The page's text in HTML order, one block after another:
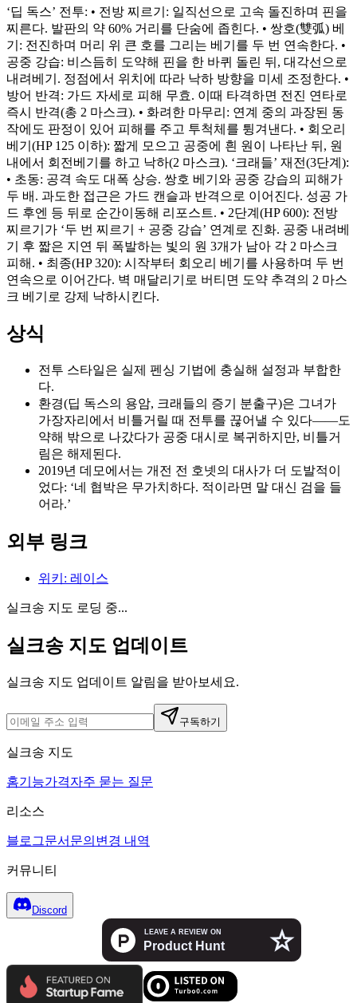
‘딥 독스’ 전투: • 전방 찌르기: 일직선으로 고속 돌진하며 핀을
찌른다. 발판의 약 60% 거리를 단숨에 좁힌다. • 쌍호(雙弧) 베
기: 전진하며 머리 위 큰 호를 그리는 베기를 두 번 연속한다. •
공중 강습: 비스듬히 도약해 핀을 한 바퀴 돌린 뒤, 대각선으로
내려베기. 정점에서 위치에 따라 낙하 방향을 미세 조정한다. •
방어 반격: 가드 자세로 피해 무효. 이때 타격하면 전진 연타로
즉시 반격(총 2 마스크). • 화려한 마무리: 연계 중의 과장된 동
작에도 판정이 있어 피해를 주고 투척체를 튕겨낸다. • 회오리
베기(HP 125 이하): 짧게 모으고 공중에 흰 원이 나타난 뒤, 원
내에서 회전베기를 하고 낙하(2 마스크). ‘크래들’ 재전(3단계):
• 초동: 공격 속도 대폭 상승. 쌍호 베기와 공중 강습의 피해가
두 배. 과도한 접근은 가드 캔슬과 반격으로 이어진다. 성공 가
드 후엔 등 뒤로 순간이동해 리포스트. • 2단계(HP 600): 전방
찌르기가 ‘두 번 찌르기 + 공중 강습’ 연계로 진화. 공중 내려베
기 후 짧은 지연 뒤 폭발하는 빛의 원 3개가 남아 각 2 마스크
피해. • 최종(HP 320): 시작부터 회오리 베기를 사용하며 두 번
연속으로 이어간다. 벽 매달리기로 버티면 도약 추격의 2 마스
크 베기로 강제 낙하시킨다.
상식
전투 스타일은 실제 펜싱 기법에 충실해 설정과 부합한
다.
환경(딥 독스의 용암, 크래들의 증기 분출구)은 그녀가
가장자리에서 비틀거릴 때 전투를 끊어낼 수 있다——도
약해 밖으로 나갔다가 공중 대시로 복귀하지만, 비틀거
림은 해제된다.
2019년 데모에서는 개전 전 호넷의 대사가 더 도발적이
었다: ‘네 협박은 무가치하다. 적이라면 말 대신 검을 들
어라.’
외부 링크
위키 : 레이스
실크송 지도 로딩 중...
실크송 지도 업데이트
실크송 지도 업데이트 알림을 받아보세요.
구독하기
실크송 지도
홈기능가격자주 묻는 질문
리소스
블로그문서 문의 변경 내역
커뮤니티
Discord